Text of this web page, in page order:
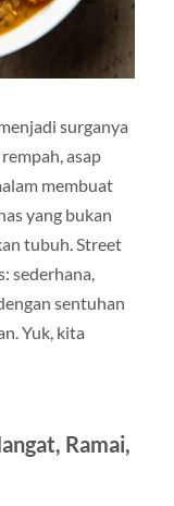
surganya
asap
membuat
yang bukan
tubuh. Street
sederhana,
sentuhan
Yuk, kita
Ramai,